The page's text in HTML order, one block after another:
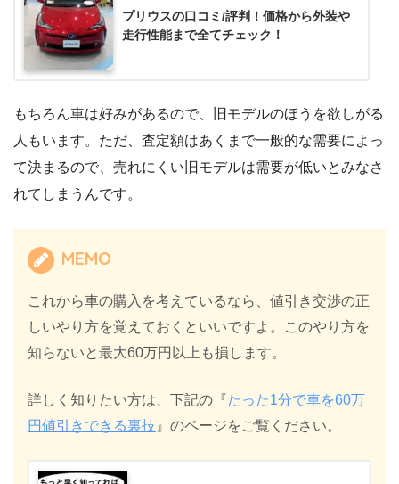
プリウスの口コミ/評判！価格から外装や
走行性能まで全てチェック！
もちろん車は好みがあるので、旧モデルのほうを欲しがる
人もいます。ただ、査定額はあくまで一般的な需要によっ
て決まるので、売れにくい旧モデルは需要が低いとみなさ
れてしまうんです。
MEMO
これから車の購入を考えているなら、値引き交渉の正
しいやり方を覚えておくといいですよ。このやり方を
知らないと最大60万円以上も損します。
詳しく知りたい方は、下記の『たった1分で車を60万
円値引きできる裏技 』のページをご覧ください。